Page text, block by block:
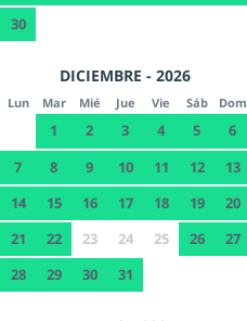
30
DICIEMBRE - 2026
Lun Mar Mié Jue Vie Sáb Dom
1 2 3 4 5
6
7
8 9 10 11 12
13
14
15 16 17 18 19
20
21
22 23 24 25 26
27
28
29 30 31